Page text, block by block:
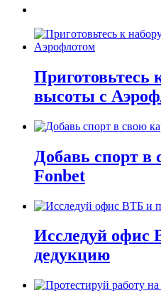
Приготовьтесь
высоты с
Добавь спорт в
Fonbet
Исследуй офис
дедукцию